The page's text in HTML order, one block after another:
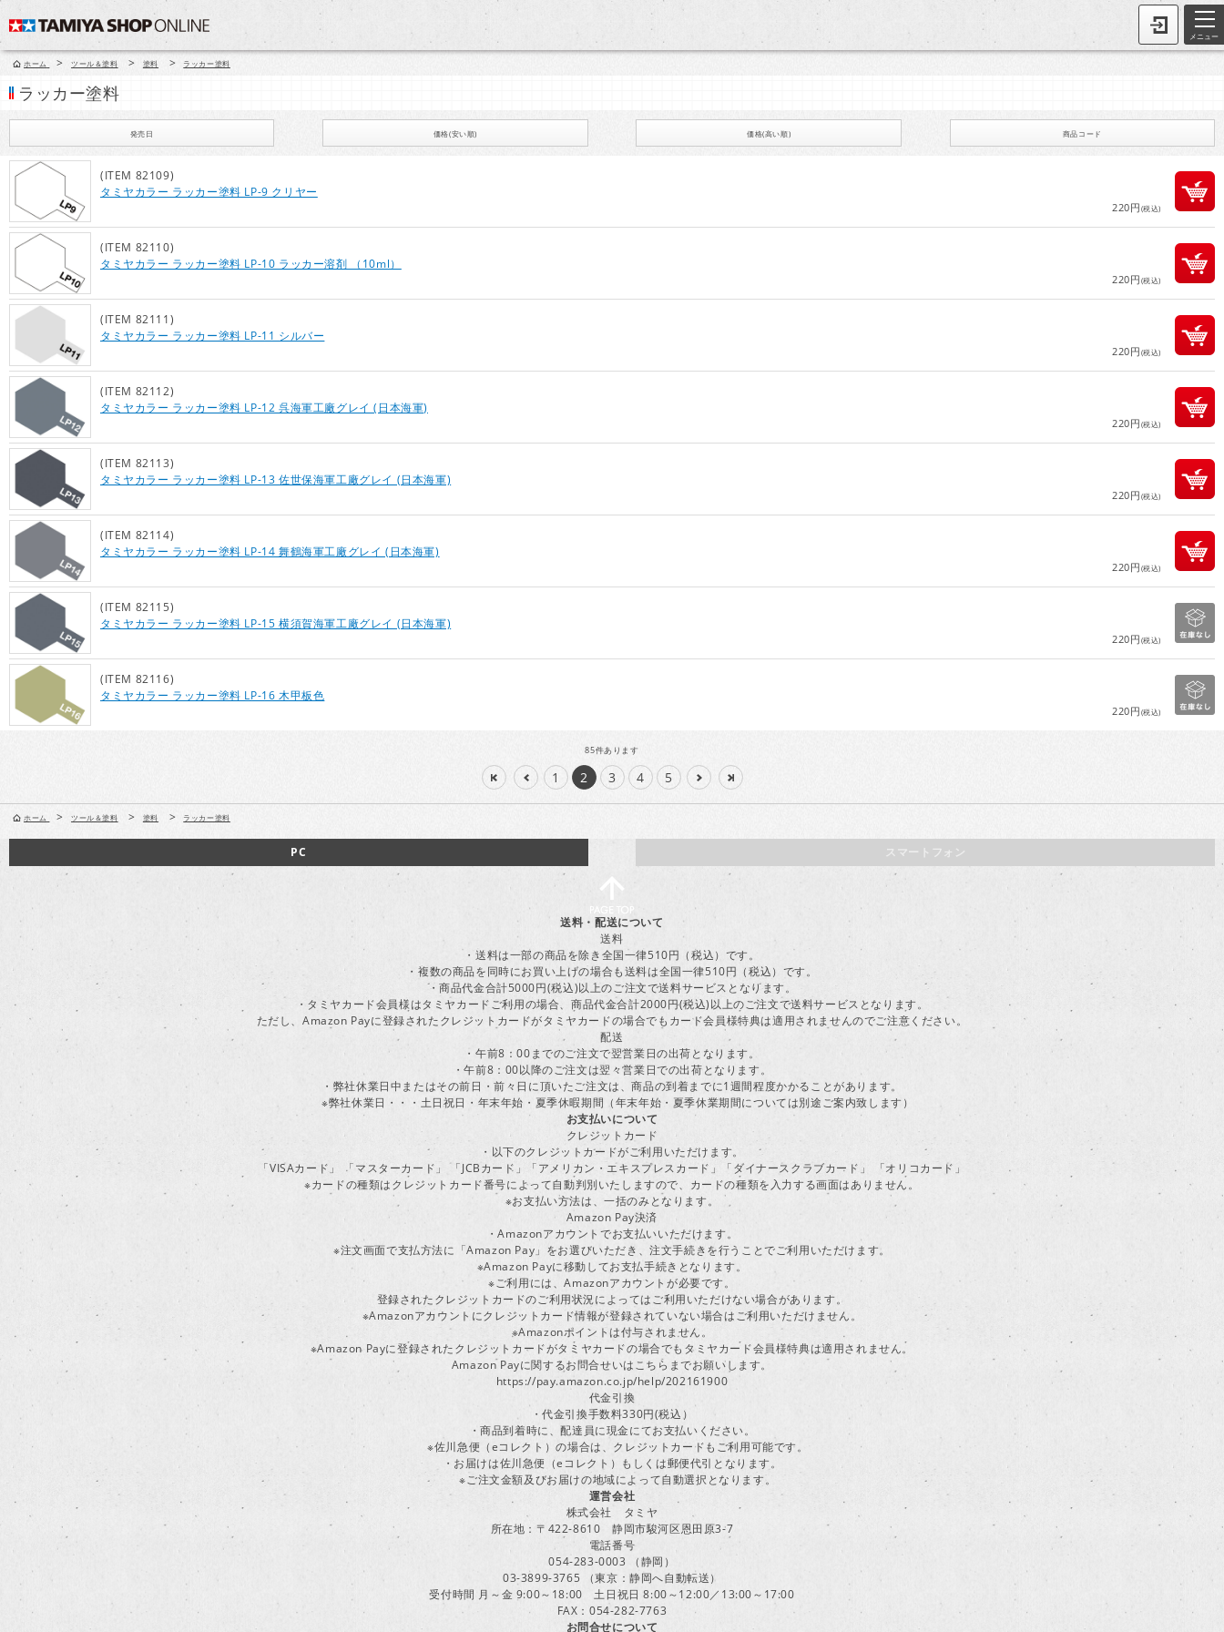
メニュー
ホーム > ツール＆塗料 > 塗料 > ラッカー塗料
ラッカー塗料
発売日 価格(安い順) 価格(高い順) 商品コード
(ITEM 82109)
タミヤカラー ラッカー塗料 LP-9 クリヤー
220円(税込)
(ITEM 82110)
タミヤカラー ラッカー塗料 LP-10 ラッカー溶剤 （10ml）
220円(税込)
(ITEM 82111)
タミヤカラー ラッカー塗料 LP-11 シルバー
220円(税込)
(ITEM 82112)
タミヤカラー ラッカー塗料 LP-12 呉海軍工廠グレイ (日本海軍)
220円(税込)
(ITEM 82113)
タミヤカラー ラッカー塗料 LP-13 佐世保海軍工廠グレイ (日本海軍)
220円(税込)
(ITEM 82114)
タミヤカラー ラッカー塗料 LP-14 舞鶴海軍工廠グレイ (日本海軍)
220円(税込)
(ITEM 82115)
タミヤカラー ラッカー塗料 LP-15 横須賀海軍工廠グレイ (日本海軍)
220円(税込)
(ITEM 82116)
タミヤカラー ラッカー塗料 LP-16 木甲板色
220円(税込)
85件あります
1 2 3 4 5
ホーム > ツール＆塗料 > 塗料 > ラッカー塗料
スマートフォン
PC
送料・配送について
送料
・送料は一部の商品を除き全国一律510円（税込）です。
・複数の商品を同時にお買い上げの場合も送料は全国一律510円（税込）です。
・商品代金合計5000円(税込)以上のご注文で送料サービスとなります。
・タミヤカード会員様はタミヤカードご利用の場合、商品代金合計2000円(税込)以上のご注文で送料サービスとなります。
ただし、Amazon Payに登録されたクレジットカードがタミヤカードの場合でもカード会員様特典は適用されませんのでご注意ください。
配送
・午前8：00までのご注文で翌営業日の出荷となります。
・午前8：00以降のご注文は翌々営業日での出荷となります。
・弊社休業日中またはその前日・前々日に頂いたご注文は、商品の到着までに1週間程度かかることがあります。
※弊社休業日・・・土日祝日・年末年始・夏季休暇期間（年末年始・夏季休業期間については別途ご案内致します）
お支払いについて
クレジットカード
・以下のクレジットカードがご利用いただけます。
「VISAカード」 「マスターカード」 「JCBカード」「アメリカン・エキスプレスカード」「ダイナースクラブカード」 「オリコカード」
※カードの種類はクレジットカード番号によって自動判別いたしますので、カードの種類を入力する画面はありません。
※お支払い方法は、一括のみとなります。
Amazon Pay決済
・Amazonアカウントでお支払いいただけます。
※注文画面で支払方法に「Amazon Pay」をお選びいただき、注文手続きを行うことでご利用いただけます。
※Amazon Payに移動してお支払手続きとなります。
※ご利用には、Amazonアカウントが必要です。
登録されたクレジットカードのご利用状況によってはご利用いただけない場合があります。
※Amazonアカウントにクレジットカード情報が登録されていない場合はご利用いただけません。
※Amazonポイントは付与されません。
※Amazon Payに登録されたクレジットカードがタミヤカードの場合でもタミヤカード会員様特典は適用されません。
Amazon Payに関するお問合せいはこちらまでお願いします。
https://pay.amazon.co.jp/help/202161900
代金引換
・代金引換手数料330円(税込）
・商品到着時に、配達員に現金にてお支払いください。
※佐川急便（eコレクト）の場合は、クレジットカードもご利用可能です。
・お届けは佐川急便（eコレクト）もしくは郵便代引となります。
※ご注文金額及びお届けの地域によって自動選択となります。
運営会社
株式会社 タミヤ
所在地：〒422-8610 静岡市駿河区恩田原3-7
電話番号
054-283-0003 （静岡）
03-3899-3765 （東京：静岡へ自動転送）
受付時間 月～金 9:00～18:00 土日祝日 8:00～12:00／13:00～17:00
FAX：054-282-7763
お問合せについて